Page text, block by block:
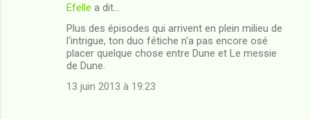
Efelle a dit…
Plus des épisodes qui arrivent en plein milieu de
l'intrigue, ton duo fétiche n'a pas encore osé
placer quelque chose entre Dune et Le messie
de Dune.
13 juin 2013 à 19:23